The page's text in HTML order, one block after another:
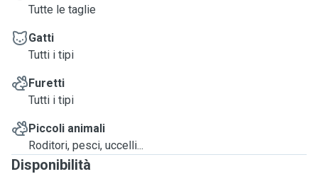
Tutte le taglie
Gatti
Tutti i tipi
Furetti
Tutti i tipi
Piccoli animali
Roditori, pesci, uccelli...
Disponibilità